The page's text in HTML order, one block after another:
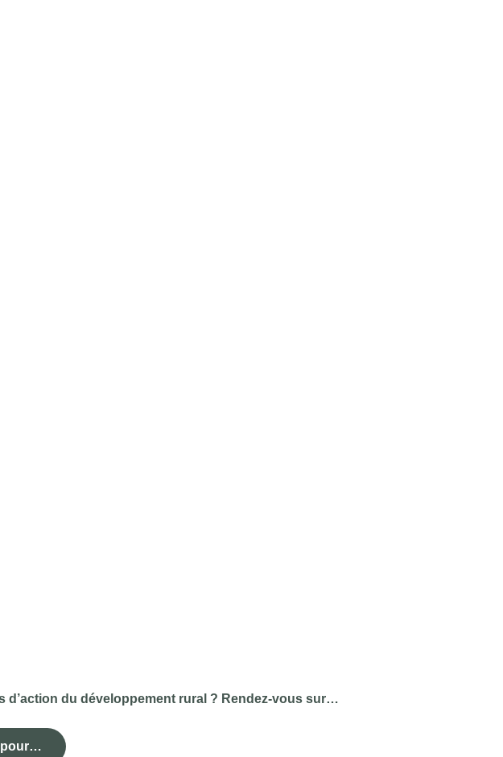
d’action du développement rural ? Rendez-vous sur…
pour…